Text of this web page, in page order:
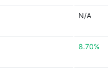
N/A
8.70%